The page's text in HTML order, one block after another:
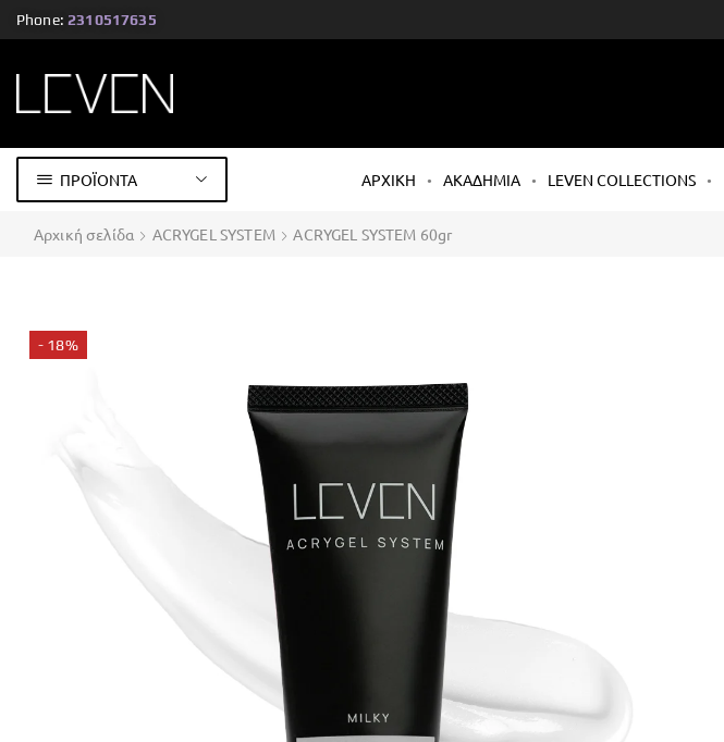
Phone: 2310517635
ΠΡΟΪΟΝΤΑ ΑΡΧΙΚΗ ΑΚΑΔΗΜΙΑ LEVEN COLLECTIONS
Αρχική σελίδα ACRYGEL SYSTEM ACRYGEL SYSTEM 60gr
- 18%